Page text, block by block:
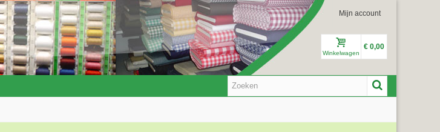
Mijn account
Winkelwagen
€ 0,00